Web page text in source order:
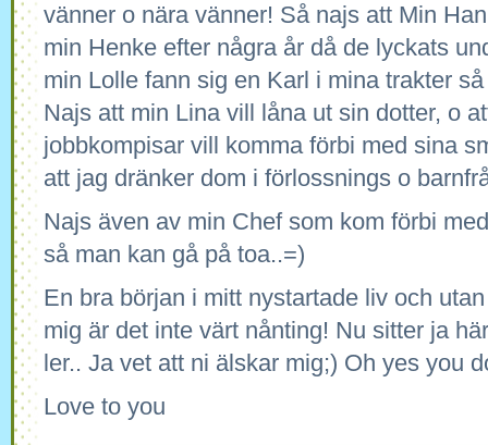
vänner o nära vänner! Så najs att Min
min Henke efter några år då de lyckats
min Lolle fann sig en Karl i mina trakter
Najs att min Lina vill låna ut sin dotter, o
jobbkompisar vill komma förbi med sina
att jag dränker dom i förlossnings o
Najs även av min Chef som kom förbi
så man kan gå på toa..=)
En bra början i mitt nystartade liv och
mig är det inte värt nånting! Nu sitter ja
ler.. Ja vet att ni älskar mig;) Oh yes you
Love to you